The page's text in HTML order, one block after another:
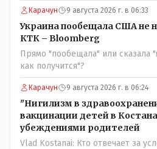
некоторых вопросах внутренней
Назарбай волевым Указом
состав. Имя - Серикболсын
юывший секретарь ЦК КП
депутат Верховного Совета и
партии коммунстов- он в то
НЕОДНОКРАТНО, указывал и
Назарбая и предлагал ему
поста Президента.
Карачун 9 августа 2026 г. в 06:33
Украина пообещала США не
КТК – Bloomberg
Прямо "пообещала" или сказала
как получится"?
Карачун 9 августа 2026 г. в 06:24
"Нигилизм в
вакцинации детей в
убеждениями родителей
Vlad Kostanai: Кто отвечает за